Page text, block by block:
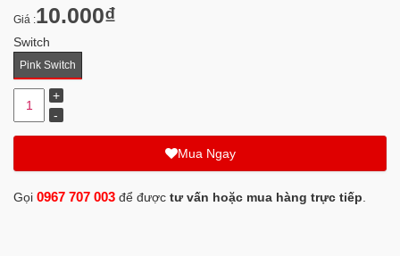
Giá :10.000₫
Switch
Pink Switch
Mua Ngay
Gọi 0967 707 003 để được tư vấn hoặc mua hàng trực tiếp